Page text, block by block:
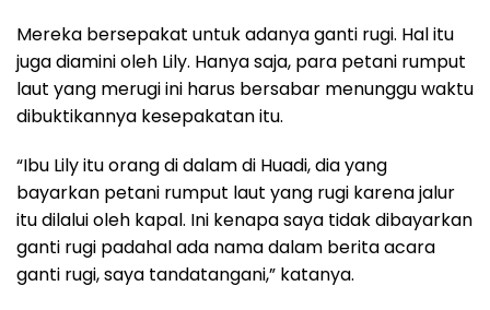
Mereka bersepakat untuk adanya ganti rugi. Hal itu
juga diamini oleh Lily. Hanya saja, para petani rumput
laut yang merugi ini harus bersabar menunggu waktu
dibuktikannya kesepakatan itu.
“Ibu Lily itu orang di dalam di Huadi, dia yang
bayarkan petani rumput laut yang rugi karena jalur
itu dilalui oleh kapal. Ini kenapa saya tidak dibayarkan
ganti rugi padahal ada nama dalam berita acara
ganti rugi, saya tandatangani,” katanya.